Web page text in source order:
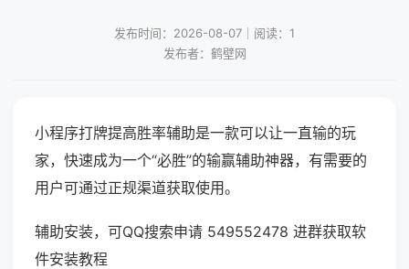
发布时间：2026-08-07｜阅读：1
发布者：鹤壁网
小程序打牌提高胜率辅助是一款可以让一直输的玩
家，快速成为一个“必胜”的输赢辅助神器，有需要的
用户可通过正规渠道获取使用。
辅助安装，可QQ搜索申请 549552478 进群获取软
件安装教程